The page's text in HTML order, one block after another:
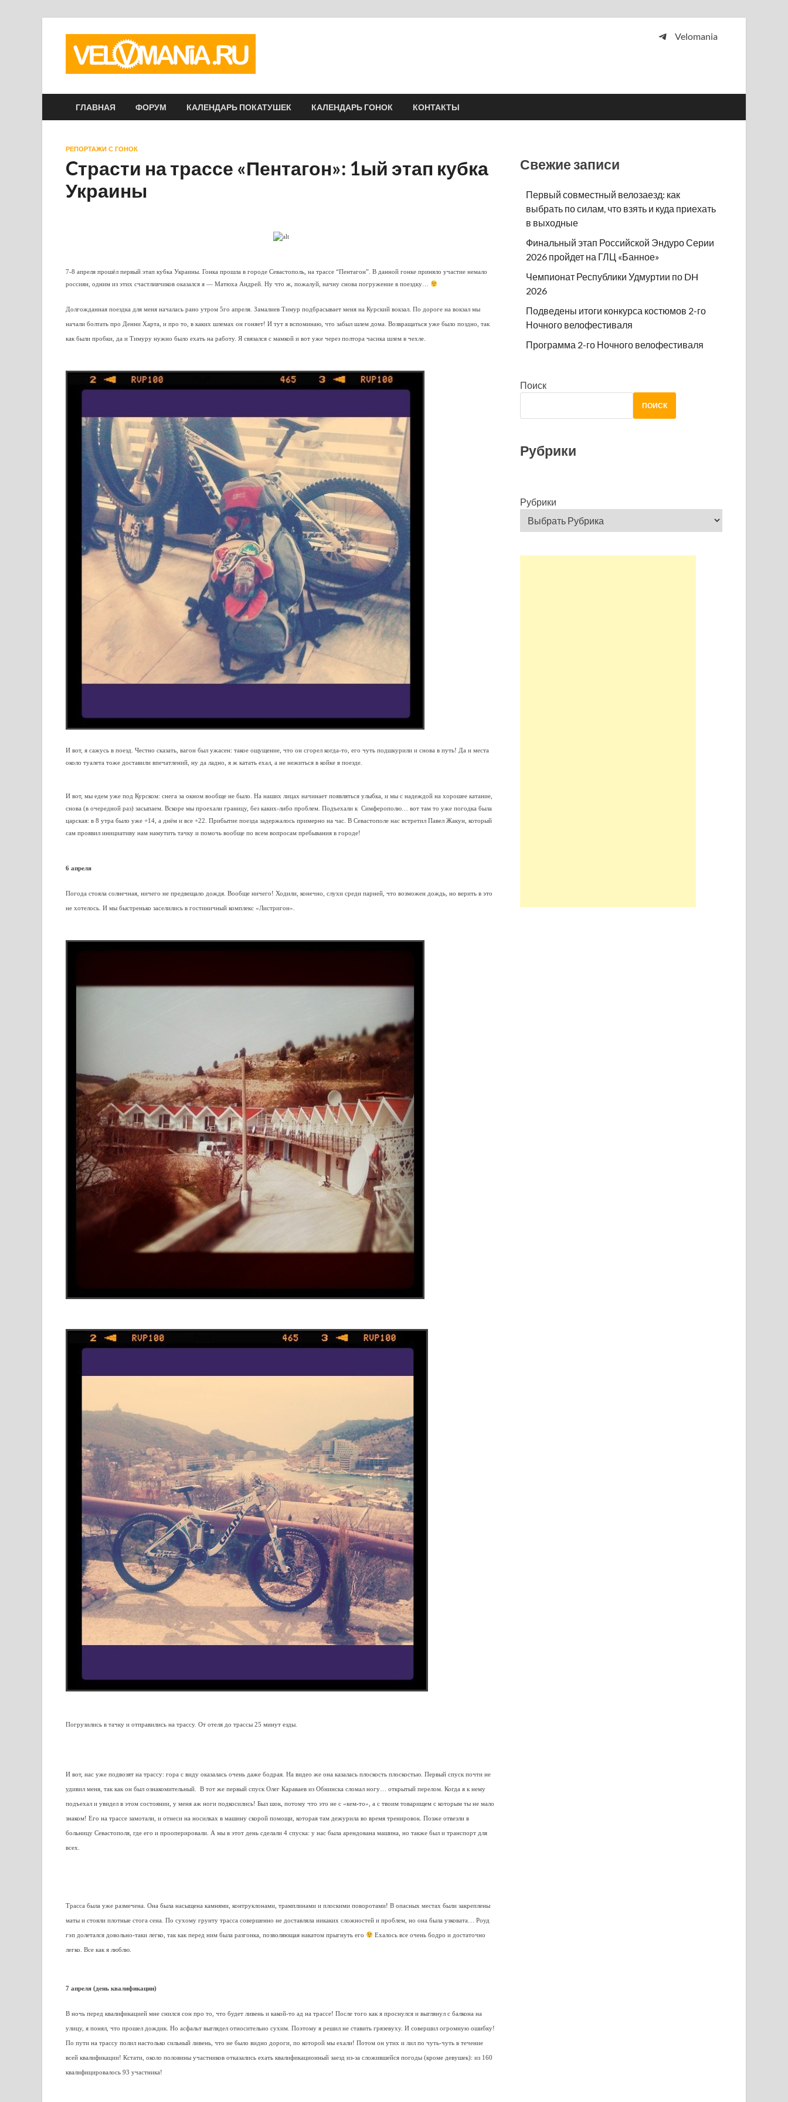
Velomania
ГЛАВНАЯ ФОРУМ КАЛЕНДАРЬ ПОКАТУШЕК КАЛЕНДАРЬ ГОНОК КОНТАКТЫ
РЕПОРТАЖИ С ГОНОК
Cтрасти на трассе «Пентагон»: 1ый этап кубка
Украины
7-8 апреля прошёл первый этап кубка Украины. Гонка прошла в городе Севастополь, на трассе “Пентагон”. В данной гонке приняло участие немало
россиян, одним из этих счастливчиков оказался я — Матюха Андрей. Ну что ж, пожалуй, начну снова погружение в поездку…
Долгожданная поездка для меня началась рано утром 5го апреля. Замалиев Тимур подбрасывает меня на Курский вокзал. По дороге на вокзал мы
начали болтать про Денни Харта, и про то, в каких шлемах он гоняет! И тут я вспоминаю, что забыл шлем дома. Возвращаться уже было поздно, так
как были пробки, да и Тимуру нужно было ехать на работу. Я связался с мамкой и вот уже через полтора часика шлем в чехле.
И вот, я сажусь в поезд. Честно сказать, вагон был ужасен: такое ощущение, что он сгорел когда-то, его чуть подшкурили и снова в путь! Да и места
около туалета тоже доставили впечатлений, ну да ладно, я ж катать ехал, а не нежиться в койке в поезде.
И вот, мы едем уже под Курском: снега за окном вообще не было. На наших лицах начинает появляться улыбка, и мы с надеждой на хорошее катание,
снова (в очередной раз) засыпаем. Вскоре мы проехали границу, без каких-либо проблем. Подъехали к Симферополю… вот там то уже погодка была
царская: в 8 утра было уже +14, а днём и все +22. Прибытие поезда задержалось примерно на час. В Севастополе нас встретил Павел Жакун, который
сам проявил инициативу нам намутить тачку и помочь вообще по всем вопросам пребывания в городе!
6 апреля
Погода стояла солнечная, ничего не предвещало дождя. Вообще ничего! Ходили, конечно, слухи среди парней, что возможен дождь, но верить в это
не хотелось. И мы быстренько заселились в гостиничный комплекс «Листригон».
Погрузились в тачку и отправились на трассу. От отеля до трассы 25 минут езды.
И вот, нас уже подвозят на трассу: гора с виду оказалась очень даже бодрая. На видео же она казалась плоскость плоскостью. Первый спуск почти не
удивил меня, так как он был ознакомительный. В тот же первый спуск Олег Караваев из Обнинска сломал ногу… открытый перелом. Когда я к нему
подъехал и увидел в этом состоянии, у меня аж ноги подкосились! Был шок, потому что это не с «кем-то», а с твоим товарищем с которым ты не мало
знаком! Его на трассе замотали, и отнеси на носилках в машину скорой помощи, которая там дежурила во время тренировок. Позже отвезли в
больницу Севастополя, где его и прооперировали. А мы в этот день сделали 4 спуска: у нас была арендована машина, но также был и транспорт для
всех.
Трасса была уже размечена. Она была насыщена камнями, контруклонами, трамплинами и плоскими поворотами! В опасных местах были закреплены
маты и стояли плотные стога сена. По сухому грунту трасса совершенно не доставляла никаких сложностей и проблем, но она была узковата… Роуд
гэп долетался довольно-таки легко, так как перед ним была разгонка, позволяющая накатом прыгнуть его Ехалось все очень бодро и достаточно
легко. Все как я люблю.
7 апреля (день квалификации)
В ночь перед квалификацией мне снился сон про то, что будет ливень и какой-то ад на трассе! После того как я проснулся и выглянул с балкона на
улицу, я понял, что прошел дождик. Но асфальт выглядел относительно сухим. Поэтому я решил не ставить грязевуху. И совершил огромную ошибку!
По пути на трассу полил настолько сильный ливень, что не было видно дороги, по которой мы ехали! Потом он утих и лил по чуть-чуть в течение
всей квалификации! Кстати, около половины участников отказались ехать квалификационный заезд из-за сложившейся погоды (кроме девушек): из 160
квалифицировалось 93 участника!
Свежие записи
Первый совместный велозаезд: как
выбрать по силам, что взять и куда приехать
в выходные
Финальный этап Российской Эндуро Серии
2026 пройдет на ГЛЦ «Банное»
Чемпионат Республики Удмуртии по DH
2026
Подведены итоги конкурса костюмов 2-го
Ночного велофестиваля
Программа 2-го Ночного велофестиваля
Поиск
ПОИСК
Рубрики
Рубрики